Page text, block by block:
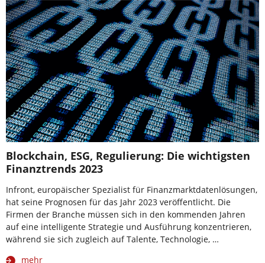
Blockchain, ESG, Regulierung: Die wichtigsten
Finanztrends 2023
Infront, europäischer Spezialist für Finanzmarktdatenlösungen,
hat seine Prognosen für das Jahr 2023 veröffentlicht. Die
Firmen der Branche müssen sich in den kommenden Jahren
auf eine intelligente Strategie und Ausführung konzentrieren,
während sie sich zugleich auf Talente, Technologie, …
mehr